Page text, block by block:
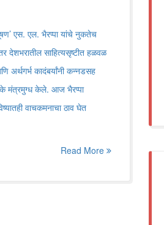
एस. एल. भैरप्पा यांचे नुकतेच
देशभरातील साहित्यसृष्टीत हळवळ
अर्थगर्भ कादंबर्यांनी कन्नडसह
मंत्रमुग्ध केले. आज भैरप्पा
वाचकमनाचा ठाव घेत
Read More